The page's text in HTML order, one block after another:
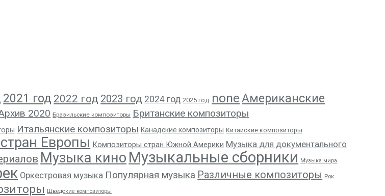
2021 год 2022 год 2023 год 2024 год 2025 год noneАмериканские
2020 Бразильские композиторы Британские композиторы
Итальянские композиторы Канадские композиторы Китайские композиторы
Европы Композиторы стран Южной Америки Музыка для документального
Музыка кино Музыкальные сборники Музыка мира
Оркестровая музыка Популярная музыка Различные композиторы Рок
Шведские композиторы